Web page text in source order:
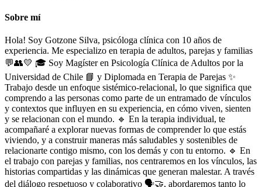
Sobre mí
Hola! Soy Gotzone Silva, psicóloga clínica con 10 años de
experiencia. Me especializo en terapia de adultos, parejas y familias
💬👥💛 🎓 Soy Magíster en Psicología Clínica de Adultos por la
Universidad de Chile 📘 y Diplomada en Terapia de Parejas ✨
Trabajo desde un enfoque sistémico-relacional, lo que significa que
comprendo a las personas como parte de un entramado de vínculos
y contextos que influyen en su experiencia, en cómo viven, sienten
y se relacionan con el mundo. 🔹 En la terapia individual, te
acompañaré a explorar nuevas formas de comprender lo que estás
viviendo, y a construir maneras más saludables y sostenibles de
relacionarte contigo mismo, con los demás y con tu entorno. 🔹 En
el trabajo con parejas y familias, nos centraremos en los vínculos, las
historias compartidas y las dinámicas que generan malestar. A través
del diálogo respetuoso y colaborativo 🗣️🤝, abordaremos tanto lo